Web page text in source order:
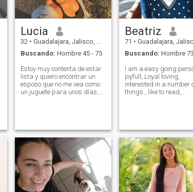
Lucia
32 • Guadalajara, Jalisco, México
Buscando: Hombre 45 - 75
Estoy muy contenta de estar
lista y quiero encontrar un
esposo que no me vea como
un juguete para unos días,
estoy sola. La respuesta es
simple: los hombres no me
toman en serio por mi figura
y belleza. Solo necesitan una
cosa: sexo por la noche y
separación por la mañana, y
yo estoy aquí para encontrar
un esposo con quien vivir una
Beatriz
71 • Guadalajara, Jalisco,
Buscando: Hombre
I am a easy going
joyfull, Loyal loving,
interested in a number of
things , like to read,
enjoy theatre, good movies,. I
love the outdoors, to dance, to
cook, to travel, dinning
stay home and
delicious dinner. I like
and would love to start
painting watercolor
Familly oriented,love